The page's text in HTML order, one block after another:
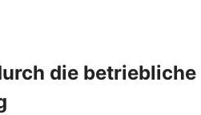
die betriebliche